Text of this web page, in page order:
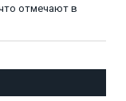
отмечают в